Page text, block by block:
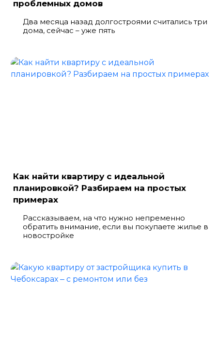
проблемных домов
Два месяца назад долгостроями считались три
дома, сейчас – уже пять
Как найти квартиру с идеальной
планировкой? Разбираем на простых
примерах
Рассказываем, на что нужно непременно
обратить внимание, если вы покупаете жилье в
новостройке